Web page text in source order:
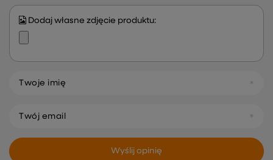
Dodaj własne zdjęcie produktu:
Twoje imię
Twój email
Wyślij opinię